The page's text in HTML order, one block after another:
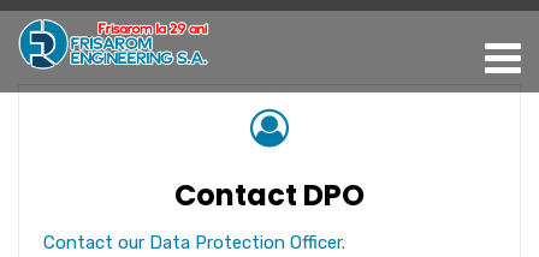
Contact DPO
Contact our Data Protection Officer.